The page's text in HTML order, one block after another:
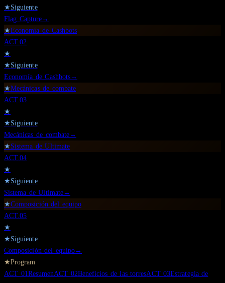
★Siguiente
Flag Capture→
★Economía de Cashbots
ACT.02
★
★Siguiente
Economía de Cashbots→
★Mecánicas de combate
ACT.03
★
★Siguiente
Mecánicas de combate→
★Sistema de Ultimate
ACT.04
★
★Siguiente
Sistema de Ultimate→
★Composición del equipo
ACT.05
★
★Siguiente
Composición del equipo→
★Program
ACT 01 ResumenACT 02Beneficios de las torresACT03Estrategia de